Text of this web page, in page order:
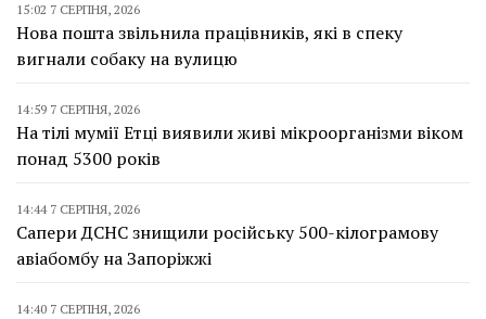
15:02 7 СЕРПНЯ, 2026
Нова пошта звільнила працівників, які в спеку
вигнали собаку на вулицю
14:59 7 СЕРПНЯ, 2026
На тілі мумії Етці виявили живі мікроорганізми віком
понад 5300 років
14:44 7 СЕРПНЯ, 2026
Сапери ДСНС знищили російську 500-кілограмову
авіабомбу на Запоріжжі
14:40 7 СЕРПНЯ, 2026